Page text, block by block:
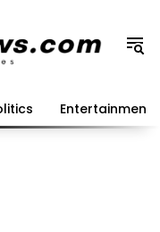
Entertainment